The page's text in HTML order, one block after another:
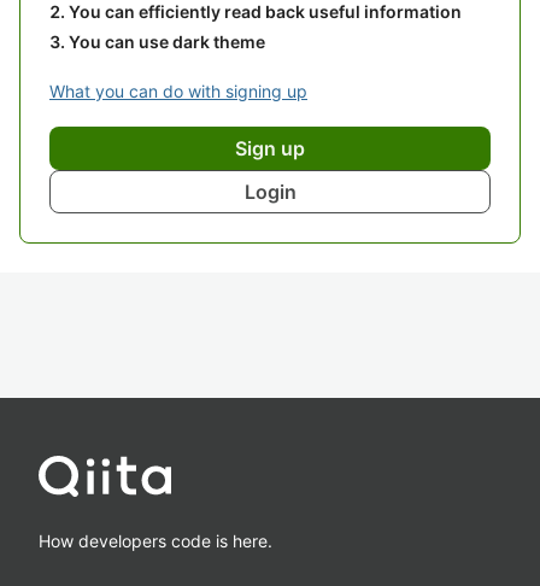
You can efficiently read back useful information
You can use dark theme
What you can do with signing up
Sign up
Login
How developers code is here.